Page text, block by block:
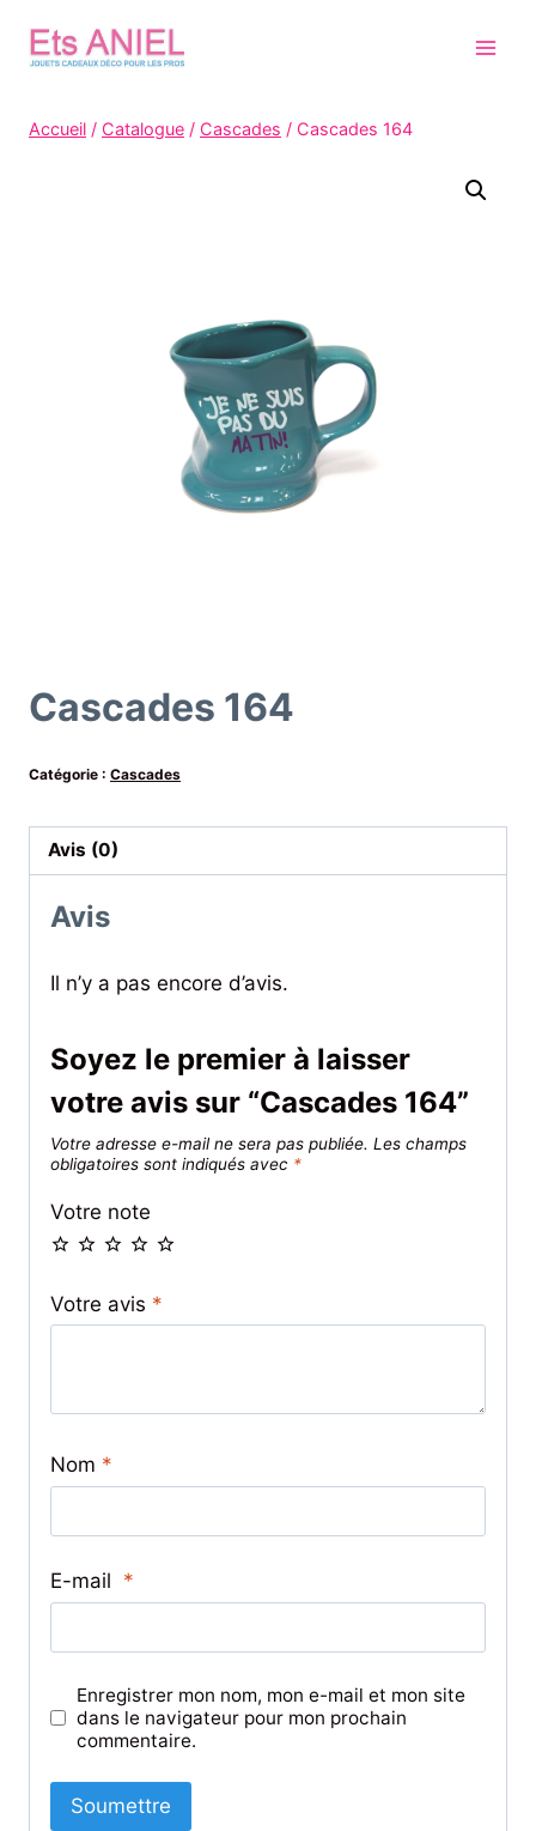
Accueil / Catalogue / Cascades / Cascades 164
Cascades 164
Catégorie : Cascades
Avis (0)
Avis
Il n’y a pas encore d’avis.
Soyez le premier à laisser
votre avis sur “Cascades 164”
Votre adresse e-mail ne sera pas publiée. Les champs
obligatoires sont indiqués avec *
Votre note
Votre avis *
Nom *
E-mail *
Enregistrer mon nom, mon e-mail et mon site
dans le navigateur pour mon prochain
commentaire.